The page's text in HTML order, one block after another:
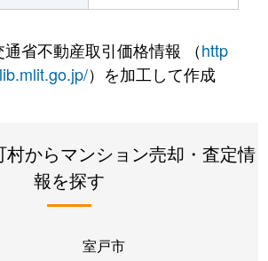
省不動産取引価格情報 （http
）を加工して作成
村からマンション売却・査定情
報を探す
室戸市